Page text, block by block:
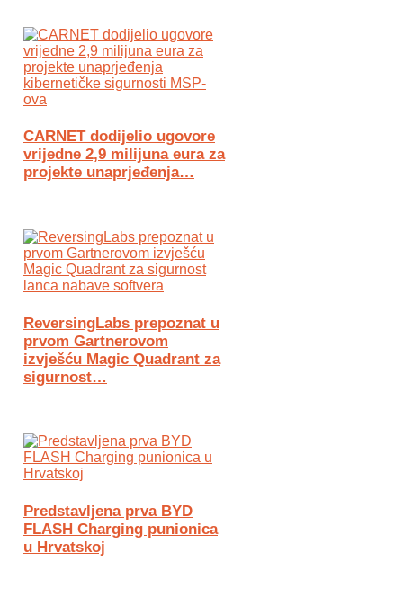
CARNET dodijelio ugovore
vrijedne 2,9 milijuna eura za
projekte unaprjeđenja…
ReversingLabs prepoznat u
prvom Gartnerovom
izvješću Magic Quadrant za
sigurnost…
Predstavljena prva BYD
FLASH Charging punionica
u Hrvatskoj